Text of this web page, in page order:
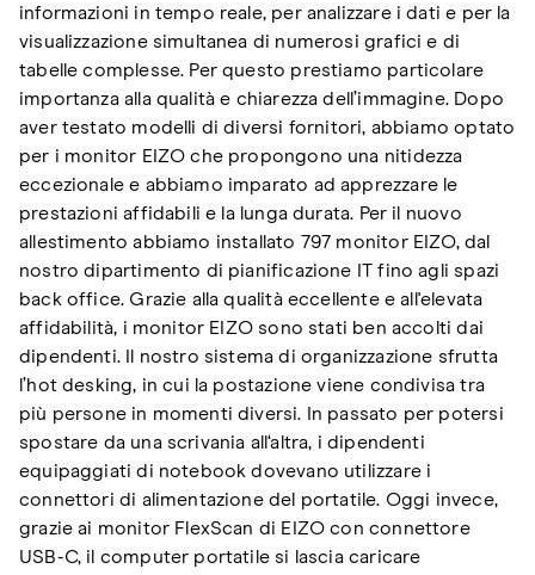
informazioni in tempo reale, per analizzare i dati e per la
visualizzazione simultanea di numerosi grafici e di
tabelle complesse. Per questo prestiamo particolare
importanza alla qualità e chiarezza dell’immagine. Dopo
aver testato modelli di diversi fornitori, abbiamo optato
per i monitor EIZO che propongono una nitidezza
eccezionale e abbiamo imparato ad apprezzare le
prestazioni affidabili e la lunga durata. Per il nuovo
allestimento abbiamo installato 797 monitor EIZO, dal
nostro dipartimento di pianificazione IT fino agli spazi
back office. Grazie alla qualità eccellente e all'elevata
affidabilità, i monitor EIZO sono stati ben accolti dai
dipendenti. Il nostro sistema di organizzazione sfrutta
l’hot desking, in cui la postazione viene condivisa tra
più persone in momenti diversi. In passato per potersi
spostare da una scrivania all‘altra, i dipendenti
equipaggiati di notebook dovevano utilizzare i
connettori di alimentazione del portatile. Oggi invece,
grazie ai monitor FlexScan di EIZO con connettore
USB-C, il computer portatile si lascia caricare